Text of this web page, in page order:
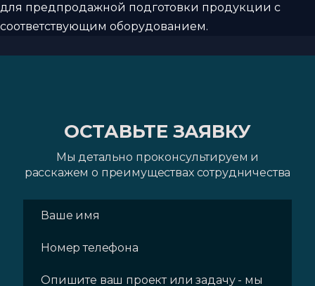
для предпродажной подготовки продукции с
соответствующим оборудованием.
ОСТАВЬТЕ ЗАЯВКУ
Мы детально проконсультируем и
расскажем о преимуществах сотрудничества